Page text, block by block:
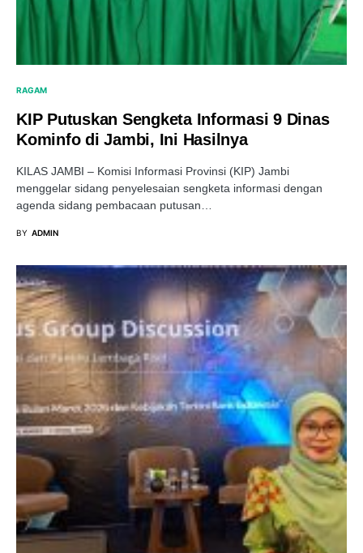
RAGAM
KIP Putuskan Sengketa Informasi 9 Dinas
Kominfo di Jambi, Ini Hasilnya
KILAS JAMBI – Komisi Informasi Provinsi (KIP) Jambi
menggelar sidang penyelesaian sengketa informasi dengan
agenda sidang pembacaan putusan…
BY ADMIN